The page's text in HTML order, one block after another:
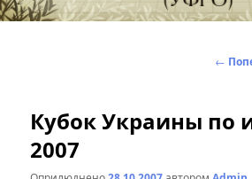
←
Кубок Украины по
2007